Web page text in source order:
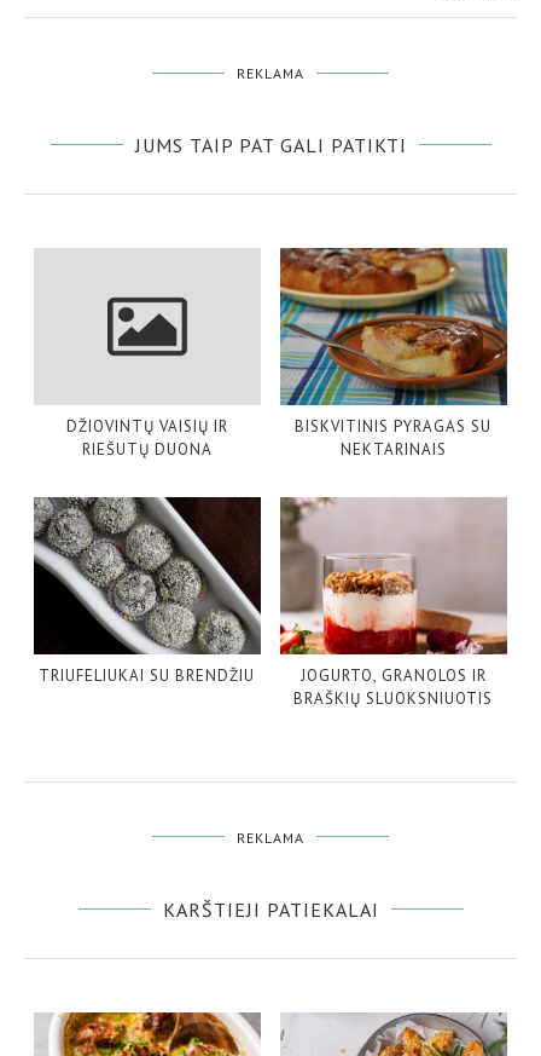
REKLAMA
JUMS TAIP PAT GALI PATIKTI
DŽIOVINTŲ VAISIŲ IR
RIEŠUTŲ DUONA
BISKVITINIS PYRAGAS SU
NEKTARINAIS
TRIUFELIUKAI SU BRENDŽIU
JOGURTO, GRANOLOS IR
BRAŠKIŲ SLUOKSNIUOTIS
REKLAMA
KARŠTIEJI PATIEKALAI